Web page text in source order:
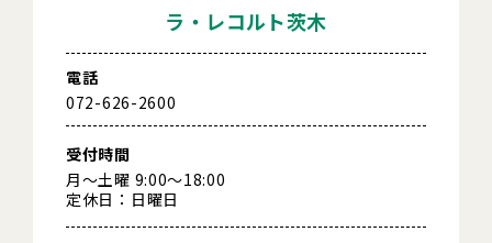
ラ・レコルト茨木
電話
072-626-2600
受付時間
月～土曜 9:00～18:00
定休日：日曜日